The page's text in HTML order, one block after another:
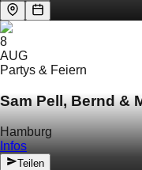
8
AUG
Partys & Feiern
Sam Pell, Bernd &
Hamburg
Infos
Teilen